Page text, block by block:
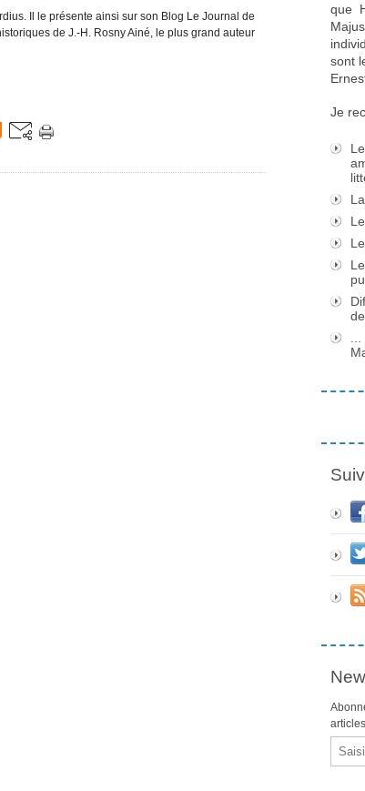
Il le présente ainsi sur son Blog Le Journal de
de J.-H. Rosny Ainé, le plus grand auteur
que
sont
Je
Email